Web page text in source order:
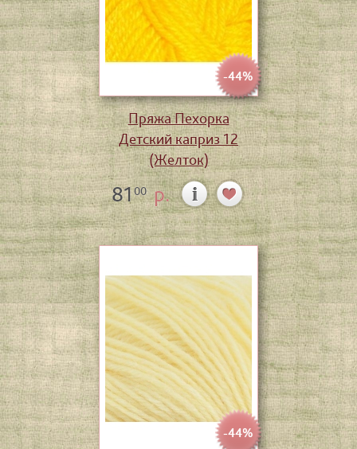
-44%
Пряжа Пехорка
Детский каприз 12
(Желток)
8100р.
-44%